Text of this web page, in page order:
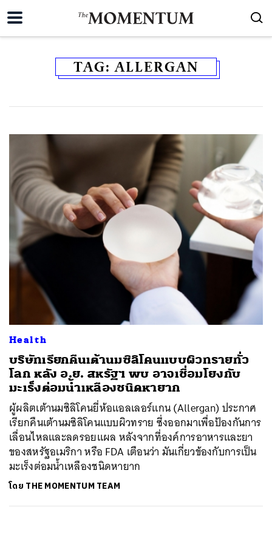
TAG:ALLERGAN
Health
บริษัทเรียกคืนเต้านมซิลิโคนแบบผิวทรายทั่ว
โลก หลัง อ.ย. สหรัฐฯ พบ อาจเชื่อมโยงกับ
มะเร็งต่อมน้ำเหลืองชนิดหายาก
ผู้ผลิตเต้านมซิลิโคนยี่ห้อแอลเลอร์แกน (Allergan) ประกาศ
เรียกคืนเต้านมซิลิโคนแบบผิวทราย ซึ่งออกมาเพื่อป้องกันการ
เลื่อนไหลและลดรอยแผล หลังจากที่องค์การอาหารและยา
ของสหรัฐอเมริกา หรือ FDA เตือนว่า มันเกี่ยวข้องกับการเป็น
มะเร็งต่อมน้ำเหลืองชนิดหายาก
โดย THE MOMENTUM TEAM